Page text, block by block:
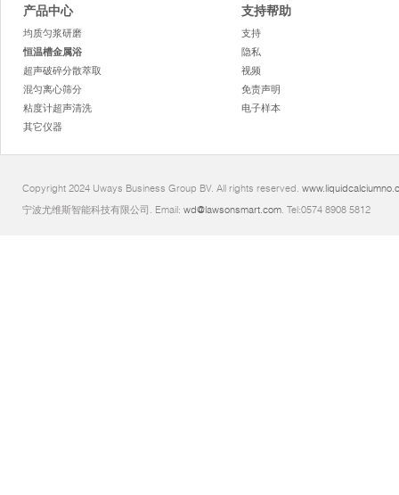
产品中心
均质匀浆研磨
恒温槽金属浴
超声破碎分散萃取
混匀离心筛分
粘度计超声清洗
其它仪器
支持帮助
支持
隐私
视频
免责声明
电子样本
Copyright 2024 Uways Business Group BV. All rights reserved.
宁波尤维斯智能科技有限公司. Email: wd@lawsonsmart.com. Tel:0574 8908 5812